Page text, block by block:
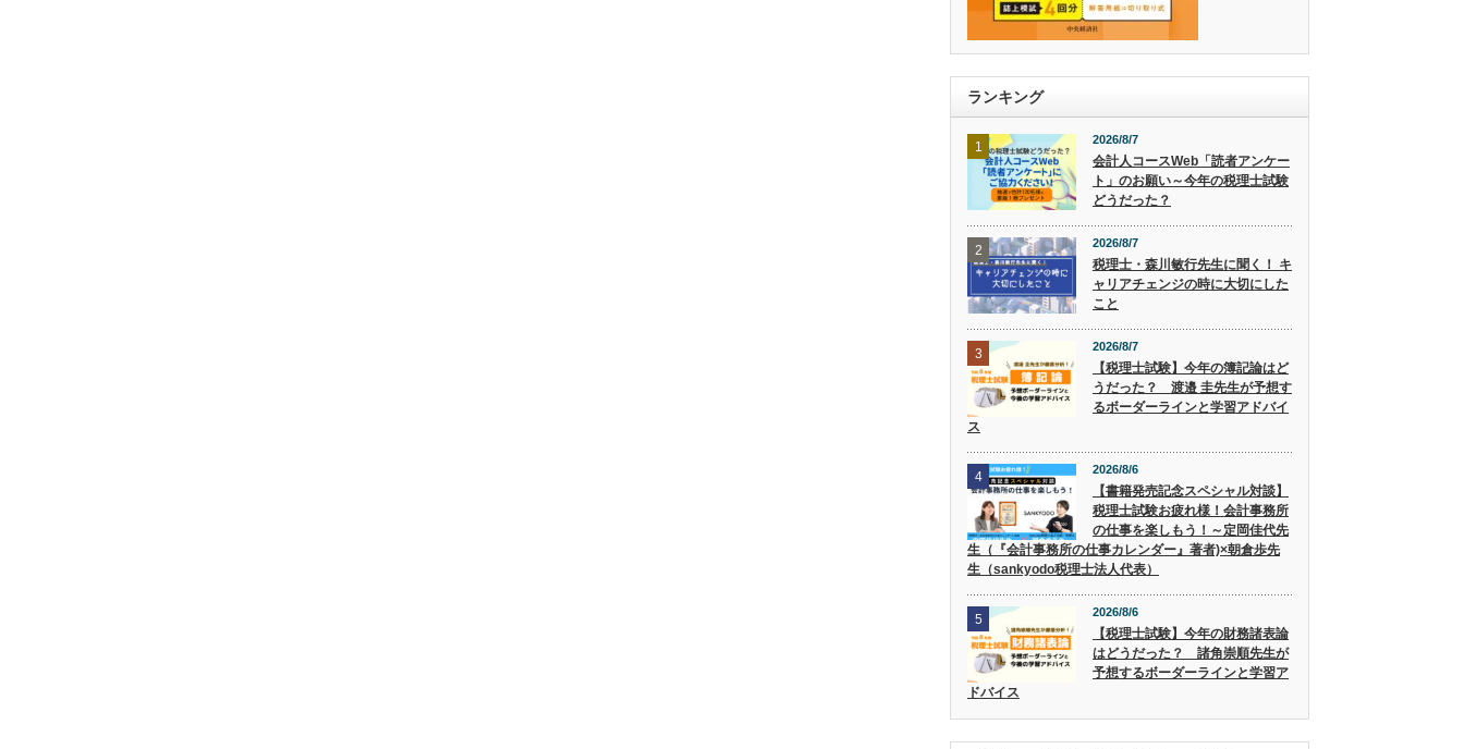
ランキング
1 2026/8/7
会計人コースWeb「読者アンケー
ト」のお願い～今年の税理士試験
どうだった？
2 2026/8/7
税理士・森川敏行先生に聞く！ キ
ャリアチェンジの時に大切にした
こと
3 2026/8/7
【税理士試験】今年の簿記論はど
うだった？ 渡邉 圭先生が予想す
るボーダーラインと学習アドバイ
ス
4 2026/8/6
【書籍発売記念スペシャル対談】
税理士試験お疲れ様！会計事務所
の仕事を楽しもう！～定岡佳代先
生（『会計事務所の仕事カレンダー』著者)×朝倉歩先
生（sankyodo税理士法人代表）
5 2026/8/6
【税理士試験】今年の財務諸表論
はどうだった？ 諸角崇順先生が
予想するボーダーラインと学習ア
ドバイス